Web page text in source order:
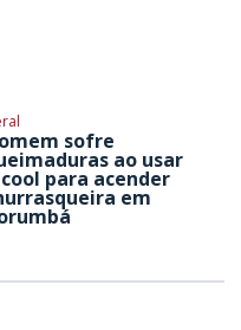
sofre
ao usar
para acender
em